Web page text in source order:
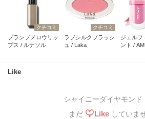
クチコミ
プランプメロウリッ
プス / ルナソル
クチコミ
ラブシルクブラッシ
ュ / Laka
ジェルフ
ント /
Like
シャイニーダイヤモンド
まだ
Likeしていませ